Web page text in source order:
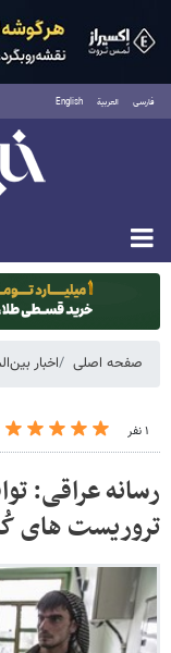
فارسی العربية English
یکشنبه
صفحه اصلی اخبار
۱ نفر
رسانه عراقی:
تروریست‌ های